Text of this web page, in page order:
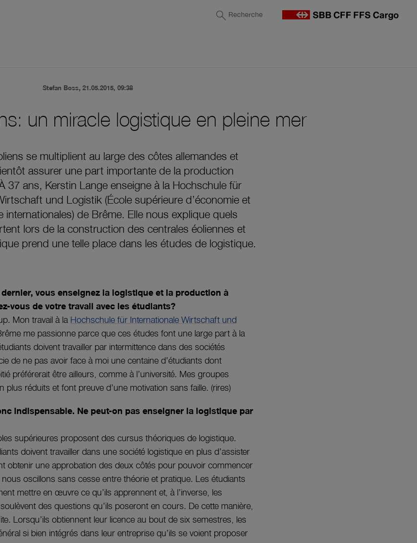
Recherche
Stefan Boss, 21.05.2015, 09:38
un miracle logistique en pleine mer
se multiplient au large des côtes allemandes et
assurer une part importante de la production
37 ans, Kerstin Lange enseigne à la Hochschule für
und Logistik (École supérieure d’économie et
internationales) de Brême. Elle nous explique quels
lors de la construction des centrales éoliennes et
prend une telle place dans les études de logistique.
dernier, vous enseignez la logistique et la production à
vous de votre travail avec les étudiants?
Mon travail à la Hochschule für Internationale Wirtschaft und
me passionne parce que ces études font une large part à la
doivent travailler par intermittence dans des sociétés
de ne pas avoir face à moi une centaine d’étudiants dont
préférerait être ailleurs, comme à l’université. Mes groupes
plus réduits et font preuve d’une motivation sans faille. (rires)
indispensable. Ne peut-on pas enseigner la logistique par
supérieures proposent des cursus théoriques de logistique.
doivent travailler dans une société logistique en plus d’assister
obtenir une approbation des deux côtés pour pouvoir commencer
oscillons sans cesse entre théorie et pratique. Les étudiants
mettre en œuvre ce qu’ils apprennent et, à l’inverse, les
des questions qu’ils poseront en cours. De cette manière,
Lorsqu’ils obtiennent leur licence au bout de six semestres, les
si bien intégrés dans leur entreprise qu’ils se voient proposer